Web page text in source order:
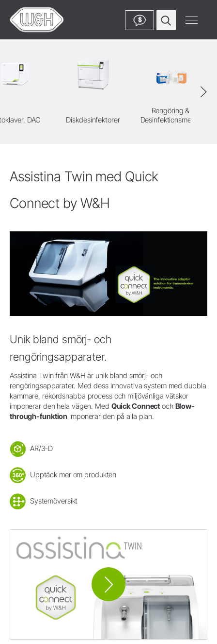
$
DAC Diskdesinfektorer
Rengöring &
Desinfektionsmedel
Assistina Twin med Quick
Connect by W&H
Unik bland smörj- och
rengöringsapparater.
Assistina Twin från W&H är unik bland smörj- och
rengöringsapparater. Med dess innovativa system med dubbla
kammare, rekordsnabba process och miljövänliga vätskor
imponerar den hela vägen. Med Quick Connect och Blow-
through-funktion imponerar den på alla plan.
AR/3-D
Upptäck mer om produkten
Systemöversikt